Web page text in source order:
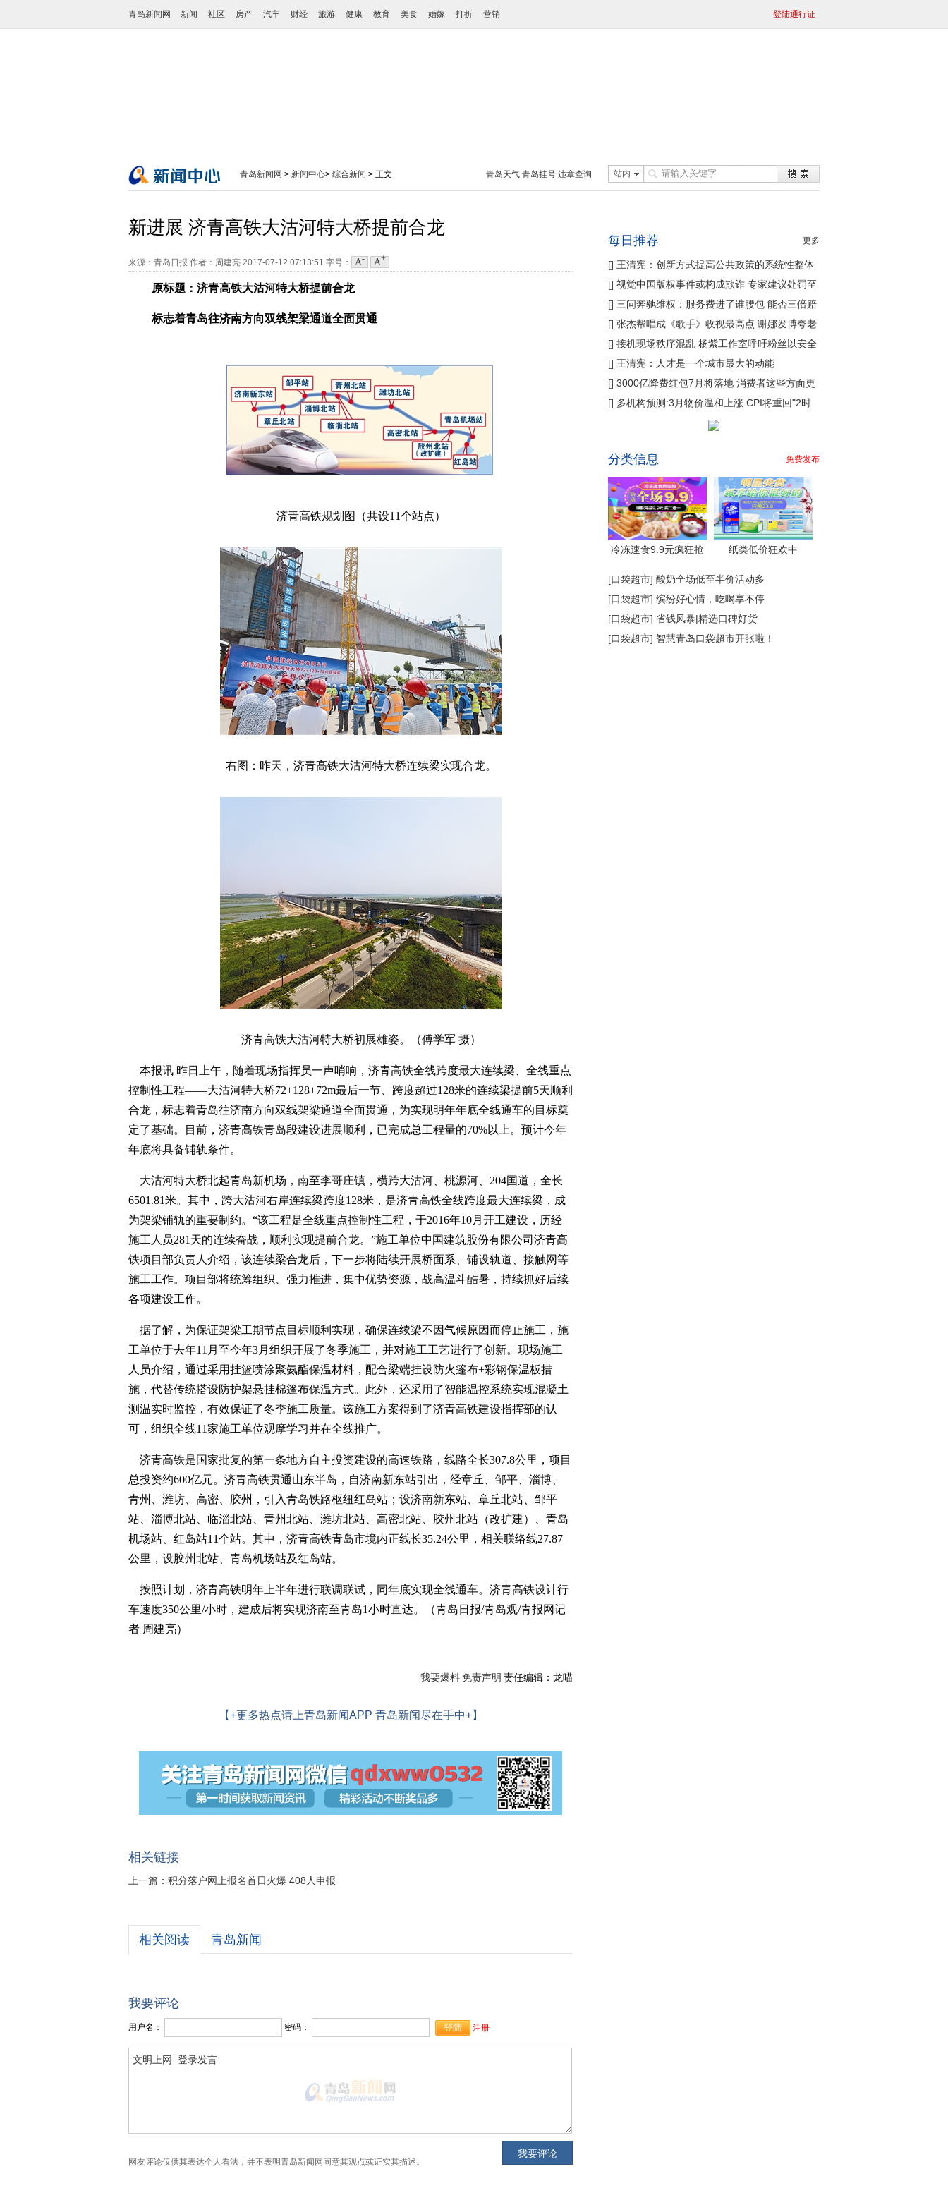
登陆通行证
青岛新闻网 新闻 社区 房产 汽车 财经 旅游 健康 教育 美食 婚嫁 打折 营销
站内
青岛天气 青岛挂号 违章查询
青岛新闻网 > 新闻中心> 综合新闻 > 正文
新进展 济青高铁大沽河特大桥提前合龙
来源：青岛日报 作者：周建亮 2017-07-12 07:13:51 字号： A- A+
原标题：济青高铁大沽河特大桥提前合龙
标志着青岛往济南方向双线架梁通道全面贯通
济青高铁规划图（共设11个站点）
右图：昨天，济青高铁大沽河特大桥连续梁实现合龙。
济青高铁大沽河特大桥初展雄姿。（傅学军 摄）
本报讯 昨日上午，随着现场指挥员一声哨响，济青高铁全线跨度最大连续梁、全线重点
控制性工程——大沽河特大桥72+128+72m最后一节、跨度超过128米的连续梁提前5天顺利
合龙，标志着青岛往济南方向双线架梁通道全面贯通，为实现明年年底全线通车的目标奠
定了基础。目前，济青高铁青岛段建设进展顺利，已完成总工程量的70%以上。预计今年
年底将具备铺轨条件。
大沽河特大桥北起青岛新机场，南至李哥庄镇，横跨大沽河、桃源河、204国道，全长
6501.81米。其中，跨大沽河右岸连续梁跨度128米，是济青高铁全线跨度最大连续梁，成
为架梁铺轨的重要制约。“该工程是全线重点控制性工程，于2016年10月开工建设，历经
施工人员281天的连续奋战，顺利实现提前合龙。”施工单位中国建筑股份有限公司济青高
铁项目部负责人介绍，该连续梁合龙后，下一步将陆续开展桥面系、铺设轨道、接触网等
施工工作。项目部将统筹组织、强力推进，集中优势资源，战高温斗酷暑，持续抓好后续
各项建设工作。
据了解，为保证架梁工期节点目标顺利实现，确保连续梁不因气候原因而停止施工，施
工单位于去年11月至今年3月组织开展了冬季施工，并对施工工艺进行了创新。现场施工
人员介绍，通过采用挂篮喷涂聚氨酯保温材料，配合梁端挂设防火篷布+彩钢保温板措
施，代替传统搭设防护架悬挂棉篷布保温方式。此外，还采用了智能温控系统实现混凝土
测温实时监控，有效保证了冬季施工质量。该施工方案得到了济青高铁建设指挥部的认
可，组织全线11家施工单位观摩学习并在全线推广。
济青高铁是国家批复的第一条地方自主投资建设的高速铁路，线路全长307.8公里，项目
总投资约600亿元。济青高铁贯通山东半岛，自济南新东站引出，经章丘、邹平、淄博、
青州、潍坊、高密、胶州，引入青岛铁路枢纽红岛站；设济南新东站、章丘北站、邹平
站、淄博北站、临淄北站、青州北站、潍坊北站、高密北站、胶州北站（改扩建）、青岛
机场站、红岛站11个站。其中，济青高铁青岛市境内正线长35.24公里，相关联络线27.87
公里，设胶州北站、青岛机场站及红岛站。
按照计划，济青高铁明年上半年进行联调联试，同年底实现全线通车。济青高铁设计行
车速度350公里/小时，建成后将实现济南至青岛1小时直达。（青岛日报/青岛观/青报网记
者 周建亮）
我要爆料免责声明 责任编辑：龙喵
【+更多热点请上青岛新闻APP 青岛新闻尽在手中+】
相关链接
上一篇： 积分落户网上报名首日火爆 408人申报
相关阅读 青岛新闻
我要评论
用户名： 密码： 注册
网友评论仅供其表达个人看法，并不表明青岛新闻网同意其观点或证实其描述。
每日推荐 更多
[] 王清宪：创新方式提高公共政策的系统性整体
性协同性
[] 视觉中国版权事件或构成欺诈 专家建议处罚至
痛
[] 三问奔驰维权：服务费进了谁腰包 能否三倍赔
偿
[] 张杰帮唱成《歌手》收视最高点 谢娜发博夸老
公
[] 接机现场秩序混乱 杨紫工作室呼吁粉丝以安全
为主
[] 王清宪：人才是一个城市最大的动能
[] 3000亿降费红包7月将落地 消费者这些方面更
省钱
[] 多机构预测:3月物价温和上涨 CPI将重回"2时
分类信息 免费发布
冷冻速食9.9元疯狂抢 纸类低价狂欢中
[口袋超市] 酸奶全场低至半价活动多
[口袋超市] 缤纷好心情，吃喝享不停
[口袋超市] 省钱风暴|精选口碑好货
[口袋超市] 智慧青岛口袋超市开张啦！